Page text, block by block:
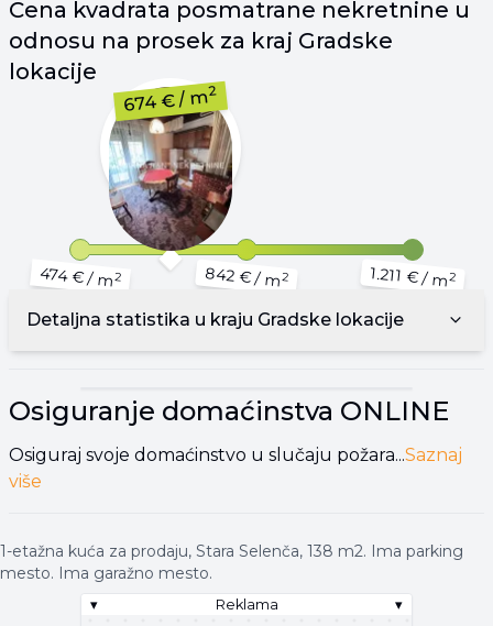
Cena kvadrata posmatrane nekretnine u
odnosu na prosek za kraj Gradske
lokacije
674 €/ m2
474 €/ m2 842 €/ m2 1.211 €/ m2
Detaljna statistika u kraju Gradske lokacije
Osiguranje domaćinstva ONLINE
Osiguraj svoje domaćinstvo u slučaju požara...Saznaj
više
1-etažna kuća za prodaju, Stara Selenča, 138 m2. Ima parking
mesto. Ima garažno mesto.
▾ Reklama ▾
▾ Reklama ▾